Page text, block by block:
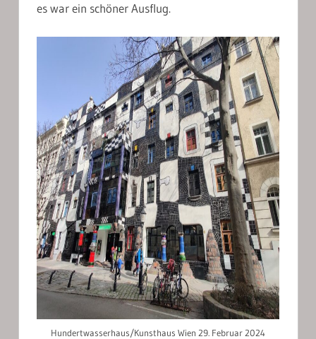
es war ein schöner Ausflug.
Hundertwasserhaus/Kunsthaus Wien 29. Februar 2024